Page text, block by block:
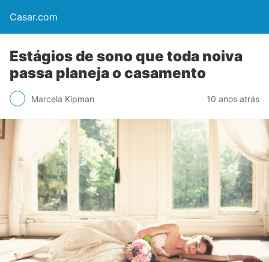
Casar.com
Estágios de sono que toda noiva
passa planeja o casamento
Marcela Kipman 10 anos atrás